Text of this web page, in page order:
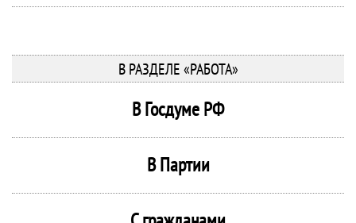
В РАЗДЕЛЕ «РАБОТА»
В Госдуме РФ
В Партии